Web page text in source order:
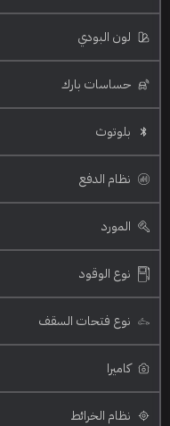
لون البودي
حساسات بارك
بلوتوث
نظام الدفع
المورد
نوع الوقود
نوع فتحات السقف
كاميرا
نظام الخرائط